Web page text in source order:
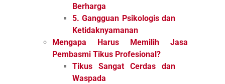
Berharga
5. Gangguan Psikologis dan
Ketidaknyamanan
Mengapa Harus Memilih Jasa
Pembasmi Tikus Profesional?
Tikus Sangat Cerdas dan
Waspada